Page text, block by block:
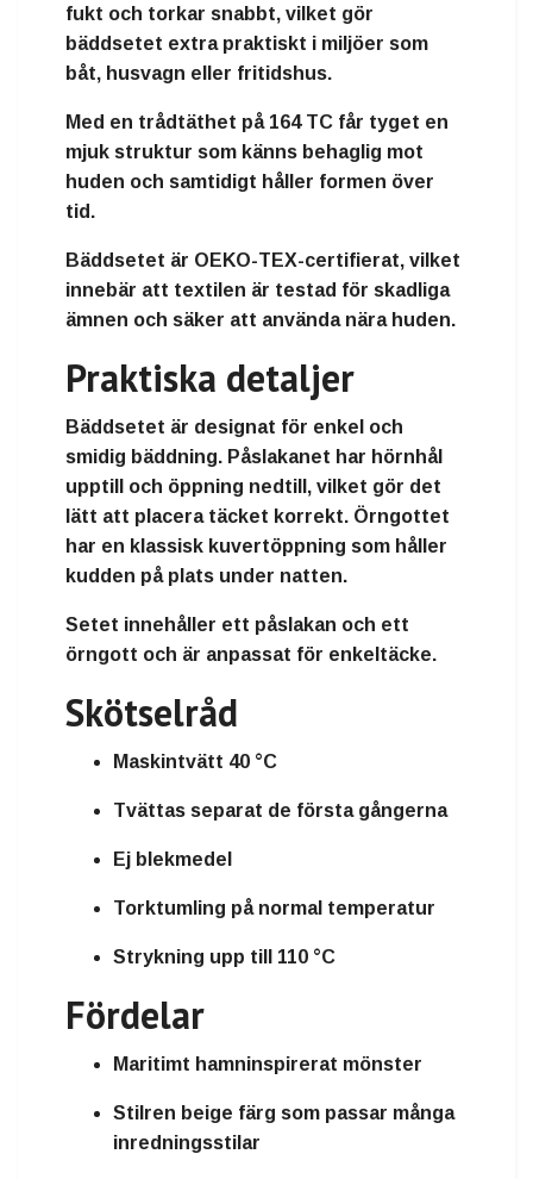
fukt och torkar snabbt, vilket gör
bäddsetet extra praktiskt i miljöer som
båt, husvagn eller fritidshus.
Med en trådtäthet på 164 TC får tyget en
mjuk struktur som känns behaglig mot
huden och samtidigt håller formen över
tid.
Bäddsetet är OEKO-TEX-certifierat, vilket
innebär att textilen är testad för skadliga
ämnen och säker att använda nära huden.
Praktiska detaljer
Bäddsetet är designat för enkel och
smidig bäddning. Påslakanet har hörnhål
upptill och öppning nedtill , vilket gör det
lätt att placera täcket korrekt. Örngottet
har en klassisk kuvertöppning som håller
kudden på plats under natten.
Setet innehåller ett påslakan och ett
örngott och är anpassat för enkeltäcke.
Skötselråd
Maskintvätt 40 °C
Tvättas separat de första gångerna
Ej blekmedel
Torktumling på normal temperatur
Strykning upp till 110 °C
Fördelar
Maritimt hamninspirerat mönster
Stilren beige färg som passar många
inredningsstilar